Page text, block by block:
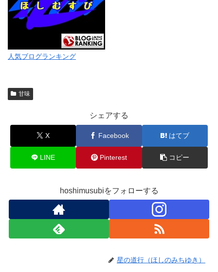
人気ブログランキング
甘味
シェアする
X Facebook はてブ
LINE Pinterest コピー
hoshimusubiをフォローする
星の道行（ほしのみちゆき）